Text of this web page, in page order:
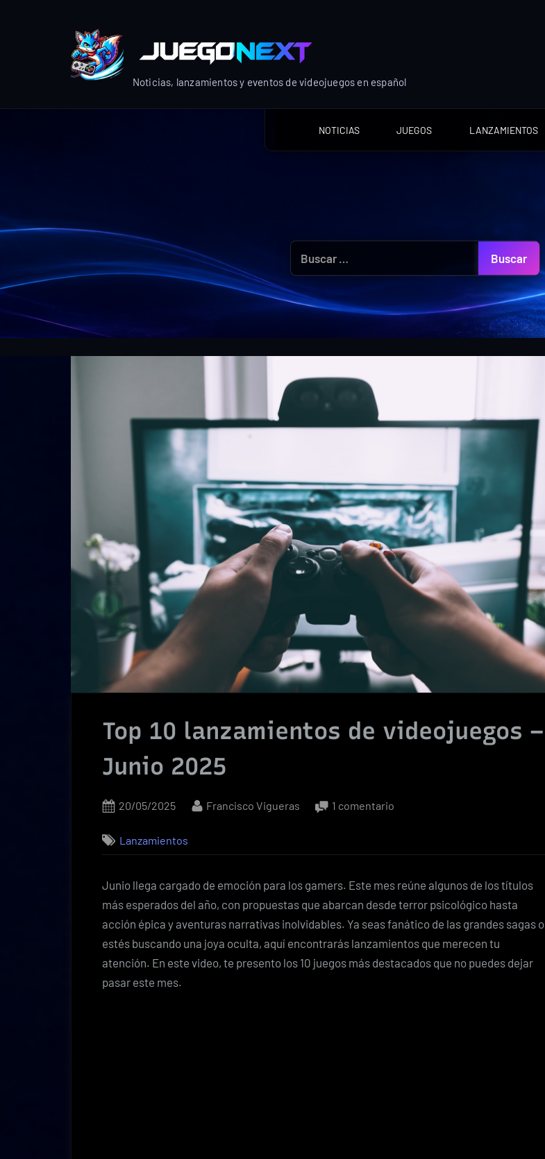
Noticias, lanzamientos y eventos de videojuegos en español
NOTICIAS JUEGOS LANZAMIENTOS
Top 10 lanzamientos de videojuegos –
Junio 2025
Posted
20/05/2025 By
Francisco Vigueras 1 comentario
videojuegos
Lanzamientos
Junio llega cargado de emoción para los gamers. Este mes reúne algunos de los títulos
más esperados del año, con propuestas que abarcan desde terror psicológico hasta
acción épica y aventuras narrativas inolvidables. Ya seas fanático de las grandes sagas o
estés buscando una joya oculta, aquí encontrarás lanzamientos que merecen tu
atención. En este video, te presento los 10 juegos más destacados que no puedes dejar
pasar este mes.